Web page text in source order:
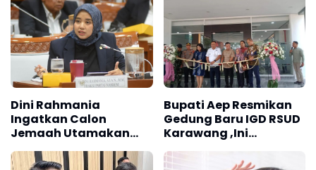
Dini Rahmania
Ingatkan Calon
Jemaah Utamakan
Istitha'ah Kesehatan
Jelang Haji
Bupati Aep Resmikan
Gedung Baru IGD RSUD
Karawang ,Ini
Pesannya